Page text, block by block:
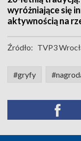
wyróżniające się
aktywnością na
Źródło: TVP3
#gryfy